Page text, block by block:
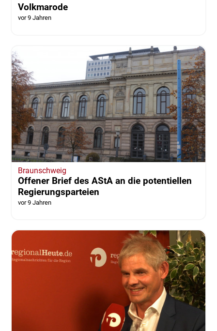
Volkmarode
vor 9 Jahren
Braunschweig
Offener Brief des AStA an die potentiellen
Regierungsparteien
vor 9 Jahren